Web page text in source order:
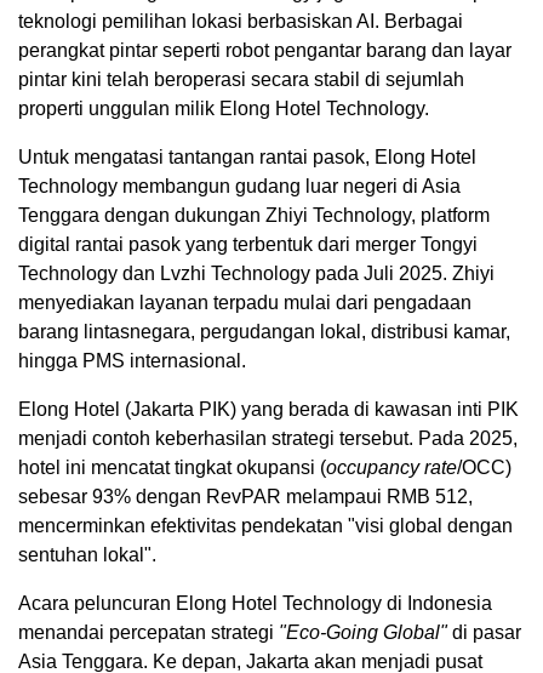
teknologi pemilihan lokasi berbasiskan AI. Berbagai
perangkat pintar seperti robot pengantar barang dan layar
pintar kini telah beroperasi secara stabil di sejumlah
properti unggulan milik Elong Hotel Technology.
Untuk mengatasi tantangan rantai pasok, Elong Hotel
Technology membangun gudang luar negeri di Asia
Tenggara dengan dukungan Zhiyi Technology, platform
digital rantai pasok yang terbentuk dari merger Tongyi
Technology dan Lvzhi Technology pada Juli 2025. Zhiyi
menyediakan layanan terpadu mulai dari pengadaan
barang lintasnegara, pergudangan lokal, distribusi kamar,
hingga PMS internasional.
Elong Hotel (Jakarta PIK) yang berada di kawasan inti PIK
menjadi contoh keberhasilan strategi tersebut. Pada 2025,
hotel ini mencatat tingkat okupansi (occupancy rate/OCC)
sebesar 93% dengan RevPAR melampaui RMB 512,
mencerminkan efektivitas pendekatan "visi global dengan
sentuhan lokal".
Acara peluncuran Elong Hotel Technology di Indonesia
menandai percepatan strategi "Eco-Going Global"di pasar
Asia Tenggara. Ke depan, Jakarta akan menjadi pusat